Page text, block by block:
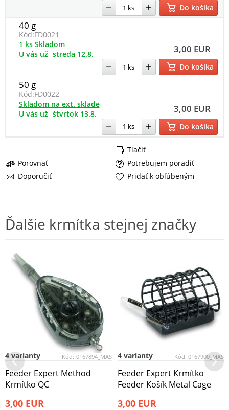
Do košíka
40 g
Kód:FD0021
3,00 EUR
1 ks Skladom
U vás už streda 12.8.
Do košíka
50 g
Kód:FD0022
3,00 EUR
Skladom na ext. sklade
U vás už štvrtok 13.8.
Do košíka
Porovnať
Potrebujem poradiť
Doporučiť
Tlačiť
Pridať k obľúbeným
Ďalšie krmítka stejnej značky
Kód: 0167894_MAS
4 varianty
Feeder Expert Method
Krmítko QC
3,00 EUR
Kód: 0167900_MAS
4 varianty
Feeder Expert Krmítko
Feeder Košík Metal Cage
3,00 EUR